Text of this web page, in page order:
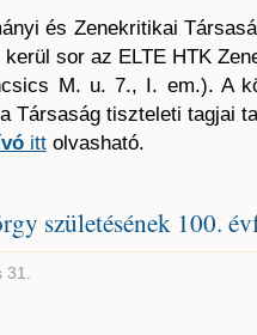
és Zenekritikai
sor az ELTE HTK
M. u. 7., I. em.). A
Társaság tiszteleti tagjai
ittolvasható.
születésének 100.